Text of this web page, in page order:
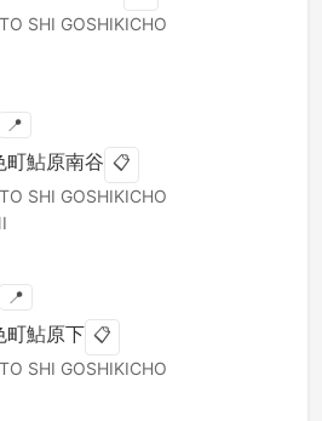
SHI GOSHIKICHO
📍
町鮎原南谷 📋
SHI GOSHIKICHO
📍
町鮎原下 📋
SHI GOSHIKICHO